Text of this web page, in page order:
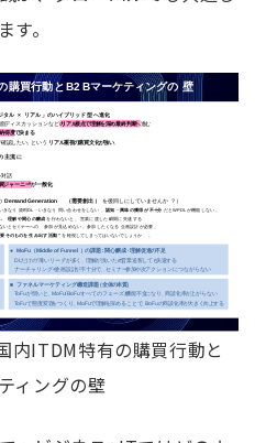
す。
内ITDM特有の購買行動と
ィングの壁